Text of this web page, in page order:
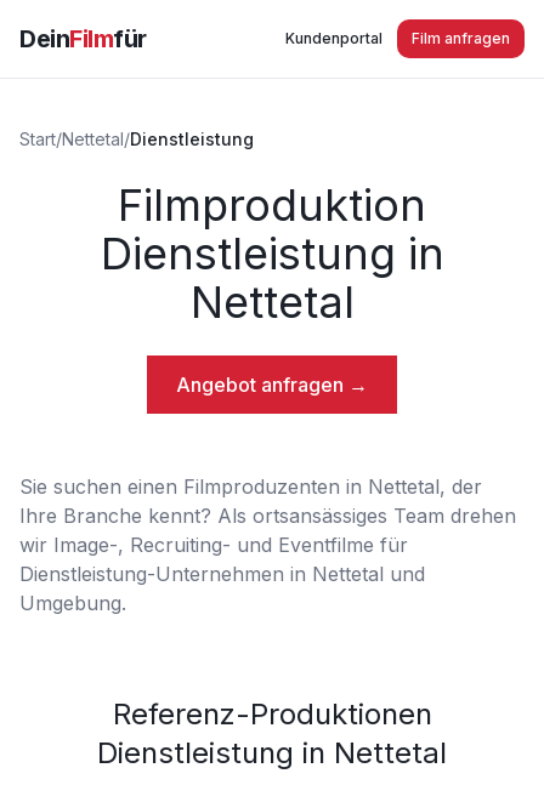
DeinFilmfür Kundenportal Film anfragen
Start/Nettetal/Dienstleistung
Filmproduktion
Dienstleistung in
Nettetal
Angebot anfragen →
Sie suchen einen Filmproduzenten in Nettetal, der
Ihre Branche kennt? Als ortsansässiges Team drehen
wir Image-, Recruiting- und Eventfilme für
Dienstleistung-Unternehmen in Nettetal und
Umgebung.
Referenz-Produktionen
Dienstleistung in Nettetal